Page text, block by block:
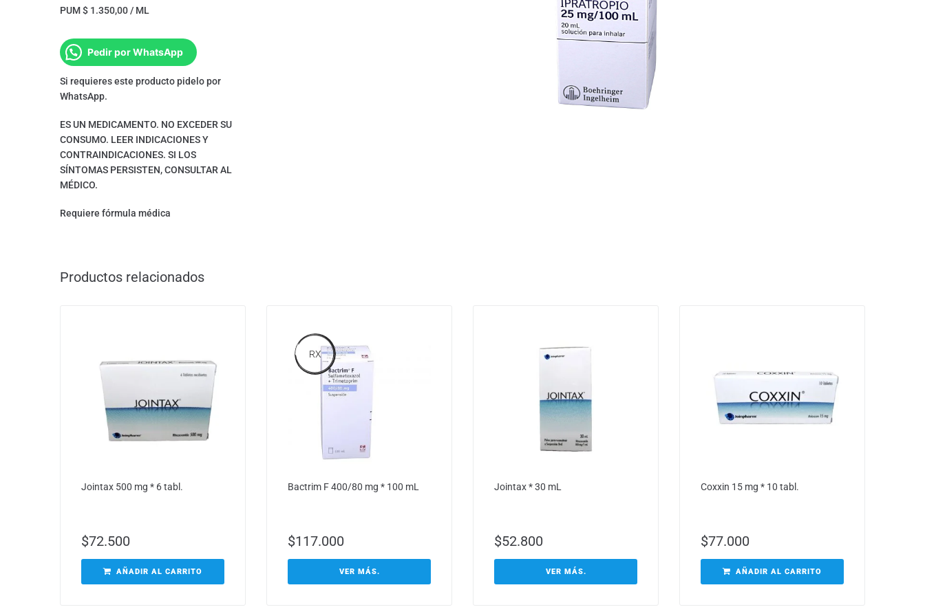
PUM $ 1.350,00 / ML
Pedir por WhatsApp
Si requieres este producto pidelo por
WhatsApp.
ES UN MEDICAMENTO. NO EXCEDER SU
CONSUMO. LEER INDICACIONES Y
CONTRAINDICACIONES. SI LOS
SÍNTOMAS PERSISTEN, CONSULTAR AL
MÉDICO.
Requiere fórmula médica
Productos relacionados
Jointax 500 mg * 6 tabl.
$72.500
AÑADIR AL CARRITO
RX
Bactrim F 400/80 mg * 100 mL
$117.000
VER MÁS.
Jointax * 30 mL
$52.800
VER MÁS.
Coxxin 15 mg * 10 tabl.
$77.000
AÑADIR AL CARRITO